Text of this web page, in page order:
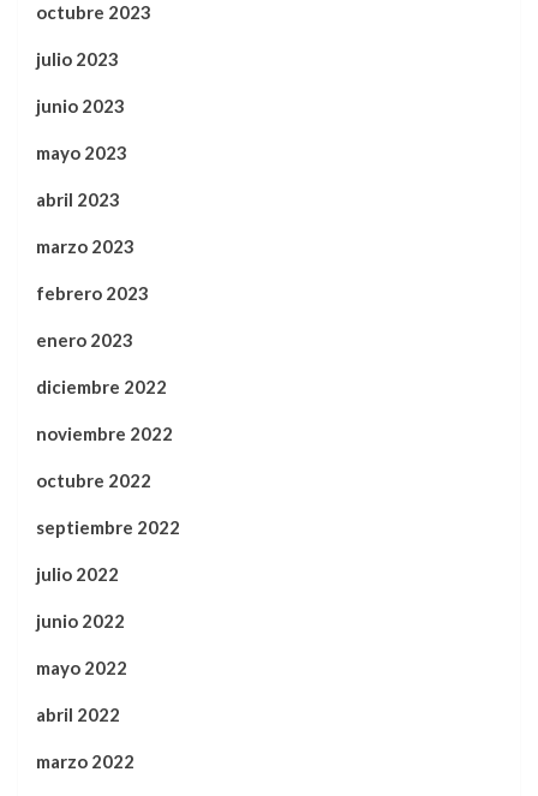
octubre 2023
julio 2023
junio 2023
mayo 2023
abril 2023
marzo 2023
febrero 2023
enero 2023
diciembre 2022
noviembre 2022
octubre 2022
septiembre 2022
julio 2022
junio 2022
mayo 2022
abril 2022
marzo 2022